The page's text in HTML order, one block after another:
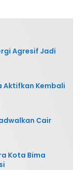
Agresif Jadi
Aktifkan Kembali
Cair
Kota Bima